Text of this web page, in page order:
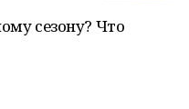
сезону? Что